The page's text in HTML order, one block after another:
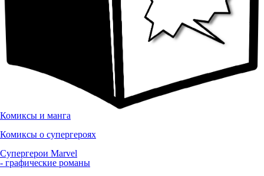
Комиксы и манга
Комиксы о супергероях
Супергерои Marvel
- графические романы